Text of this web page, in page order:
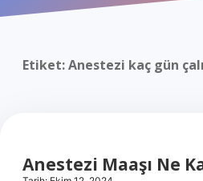
Politikası
Etiket:Anestezi kaç gün
Anestezi Maaşı Ne